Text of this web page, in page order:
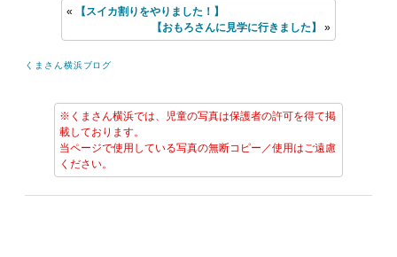
«
【スイカ割りをやりました！】
【おもろさんに見学に行きました】
»
くまさん横浜ブログ
※くまさん横浜では、児童の写真は保護者の許可を得て掲
載しております。
当ページで使用している写真の無断コピー／使用はご遠慮
ください。